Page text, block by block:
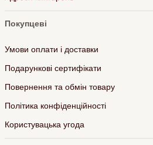
Покупцеві
Умови оплати і доставки
Подарункові сертифікати
Повернення та обмін товару
Політика конфіденційності
Користувацька угода